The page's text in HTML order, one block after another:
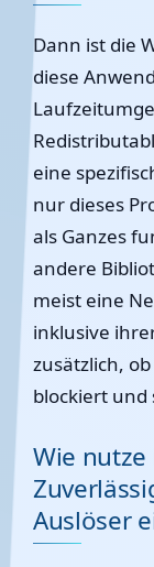
Dann ist die
diese
eine
nur dieses
als Ganzes
andere
meist eine
inklusive
zusätzlich,
blockiert und
Wie
Auslöser